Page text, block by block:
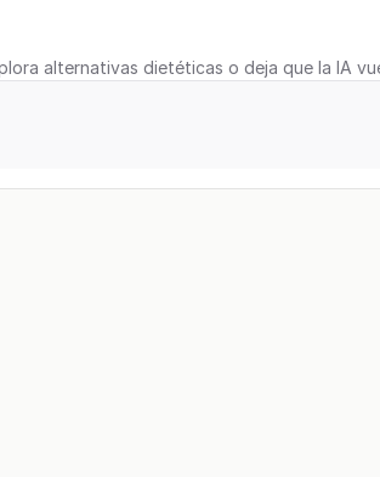
alternativas dietéticas o deja que la IA